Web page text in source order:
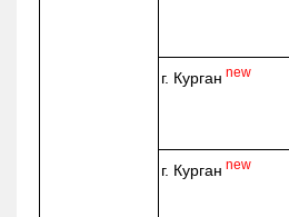
г. Курган new
г. Курган new